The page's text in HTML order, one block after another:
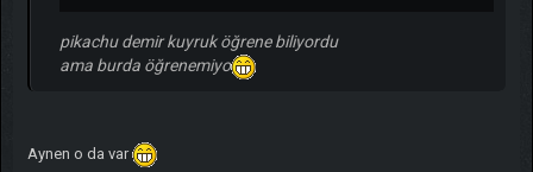
pikachu demir kuyruk öğrene biliyordu
ama burda öğrenemiyo
Aynen o da var